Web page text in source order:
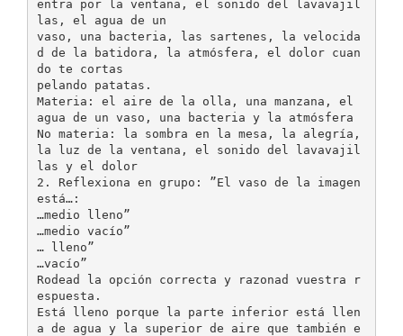
entra por la ventana, el sonido del lavavajil
las, el agua de un
vaso, una bacteria, las sartenes, la velocida
d de la batidora, la atmósfera, el dolor cuan
do te cortas
pelando patatas.
Materia: el aire de la olla, una manzana, el
agua de un vaso, una bacteria y la atmósfera
No materia: la sombra en la mesa, la alegría,
la luz de la ventana, el sonido del lavavajil
las y el dolor
2. Reflexiona en grupo: ”El vaso de la imagen
está…:
…medio lleno”
…medio vacío”
… lleno”
…vacío”
Rodead la opción correcta y razonad vuestra r
espuesta.
Está lleno porque la parte inferior está llen
a de agua y la superior de aire que también e